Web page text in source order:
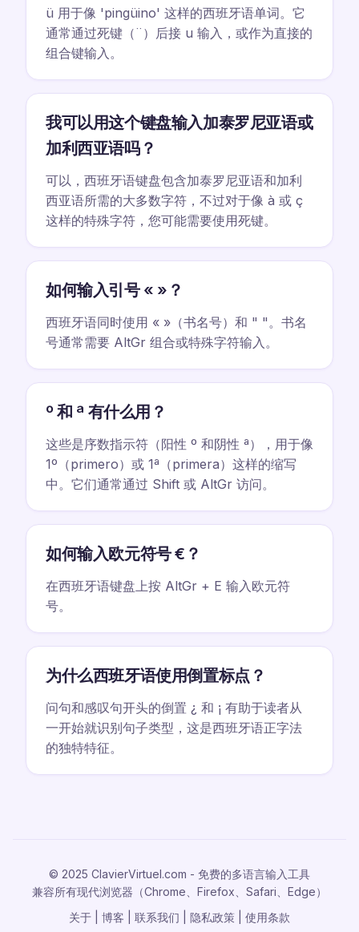
ü 用于像 'pingüino' 这样的西班牙语单词。它
通常通过死键（¨）后接 u 输入，或作为直接的
组合键输入。
我可以用这个键盘输入加泰罗尼亚语或
加利西亚语吗？
可以，西班牙语键盘包含加泰罗尼亚语和加利
西亚语所需的大多数字符，不过对于像 à 或 ç
这样的特殊字符，您可能需要使用死键。
如何输入引号 « »？
西班牙语同时使用 « »（书名号）和 " "。书名
号通常需要 AltGr 组合或特殊字符输入。
º 和 ª 有什么用？
这些是序数指示符（阳性 º 和阴性 ª），用于像
1º（primero）或 1ª（primera）这样的缩写
中。它们通常通过 Shift 或 AltGr 访问。
如何输入欧元符号 €？
在西班牙语键盘上按 AltGr + E 输入欧元符
号。
为什么西班牙语使用倒置标点？
问句和感叹句开头的倒置 ¿ 和 ¡ 有助于读者从
一开始就识别句子类型，这是西班牙语正字法
的独特特征。
© 2025 ClavierVirtuel.com - 免费的多语言输入工具
兼容所有现代浏览器（Chrome、Firefox、Safari、Edge）
关于
博客 联系我们 隐私政策 使用条款